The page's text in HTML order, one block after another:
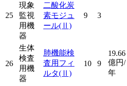
25
現象
監視
用機
器
二酸化炭
素モジュ
ール(Ⅱ)
9 3
26
生体
検査
用機
器
肺機能検
査用フィ
ルタ(Ⅱ)
10 9
19.66
億円/
年